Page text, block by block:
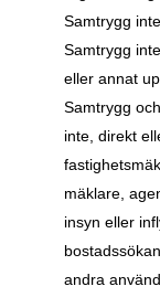
Samtrygg
Samtrygg
eller annat
Samtrygg
inte, direkt
mäklare,
insyn eller
andra